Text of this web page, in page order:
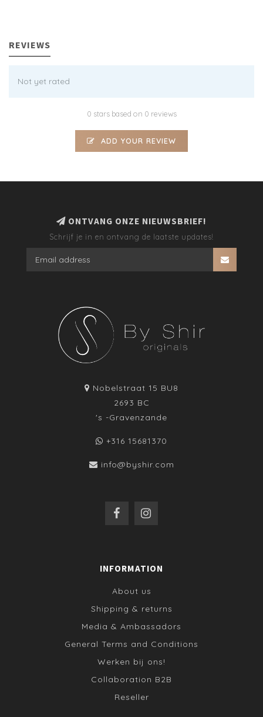
REVIEWS
Not yet rated
0 stars based on 0 reviews
ADD YOUR REVIEW
ONTVANG ONZE NIEUWSBRIEF!
Schrijf je in en ontvang de laatste updates!
Nobelstraat 15 BU8
2693 BC
's -Gravenzande
+316 15681370
info@byshir.com
INFORMATION
About us
Shipping & returns
Media & Ambassadors
General Terms and Conditions
Werken bij ons!
Collaboration B2B
Reseller